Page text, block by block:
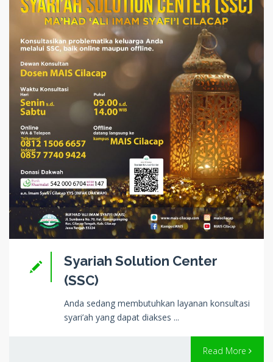
Syariah Solution Center
(SSC)
Anda sedang membutuhkan layanan konsultasi
syari’ah yang dapat diakses ...
Read More